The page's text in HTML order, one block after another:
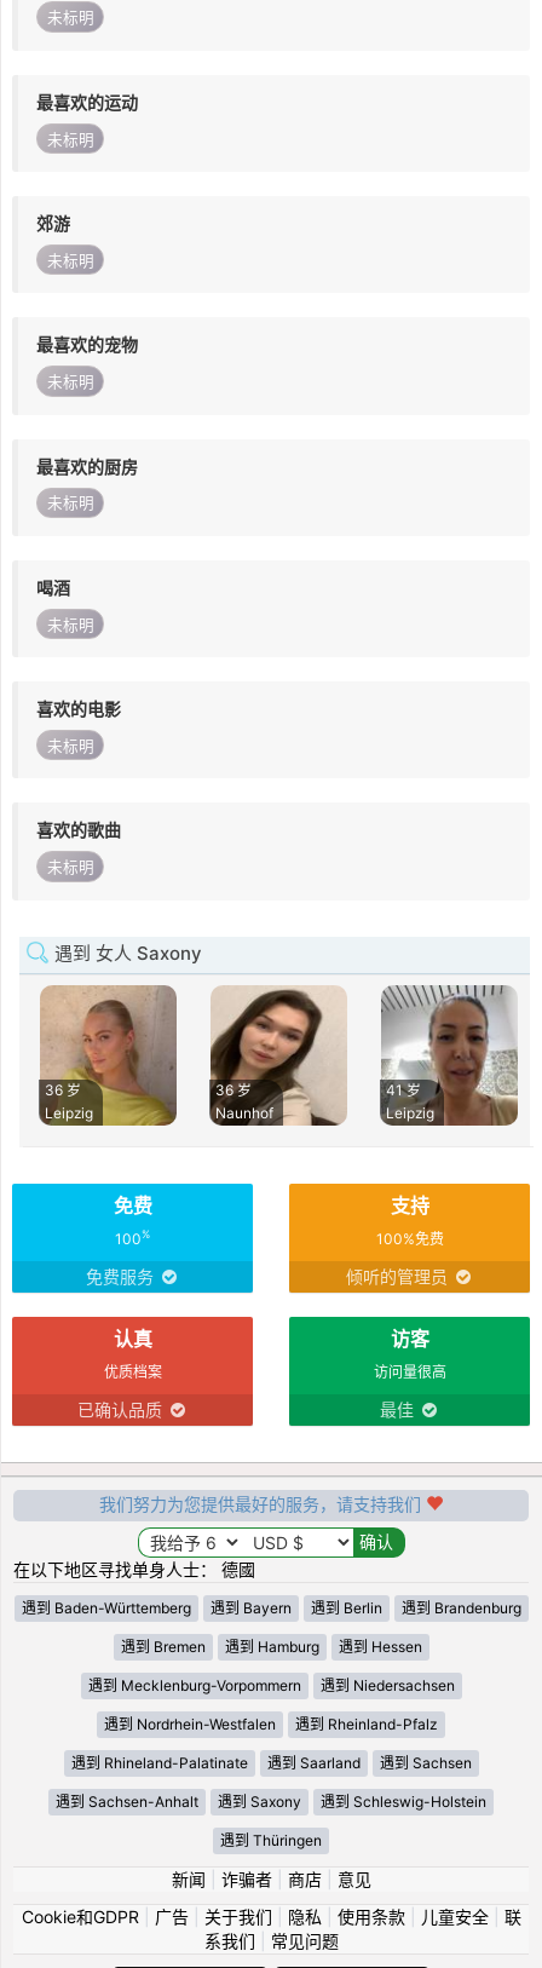
未标明
最喜欢的运动
未标明
郊游
未标明
最喜欢的宠物
未标明
最喜欢的厨房
未标明
喝酒
未标明
喜欢的电影
未标明
喜欢的歌曲
未标明
遇到 女人 Saxony
36 岁
Leipzig
36 岁
Naunhof
41 岁
Leipzig
免费
100%
免费服务
支持
100%免费
倾听的管理员
认真
优质档案
已确认品质
访客
访问量很高
最佳
我们努力为您提供最好的服务，请支持我们
在以下地区寻找单身人士： 德國
遇到 Baden-Württemberg 遇到 Bayern 遇到 Berlin 遇到 Brandenburg
遇到 Bremen 遇到 Hamburg 遇到 Hessen
遇到 Mecklenburg-Vorpommern 遇到 Niedersachsen
遇到 Nordrhein-Westfalen 遇到 Rheinland-Pfalz
遇到 Rhineland-Palatinate 遇到 Saarland 遇到 Sachsen
遇到 Sachsen-Anhalt 遇到 Saxony 遇到 Schleswig-Holstein
遇到 Thüringen
新闻 诈骗者| 商店| 意见
Cookie和GDPR
广告| 关于我们 隐私 使用条款| 儿童安全| 联
系我们
常见问题